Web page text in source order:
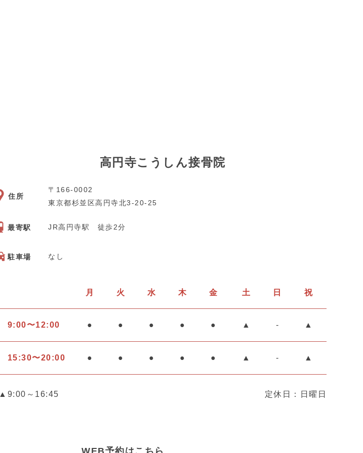
高円寺こうしん接骨院
住所
〒166-0002
東京都杉並区高円寺北3-20-25
最寄駅 JR高円寺駅 徒歩2分
駐車場 なし
月 火 水 木 金 土 日 祝
9:00〜12:00 ● ● ● ● ● ▲ - ▲
15:30〜20:00 ● ● ● ● ● ▲ - ▲
▲9:00～16:45 定休日：日曜日
WEB予約はこちら